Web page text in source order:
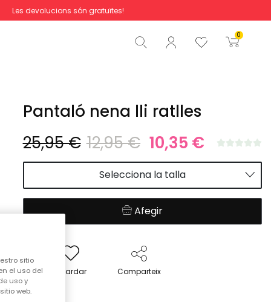
Les devolucions són gratuïtes!
0
Total 0,00 €
Començar la comanda
Pantaló nena lli ratlles
25,95 € 12,95 € 10,35 €
Selecciona la talla
Afegir
Guardar Comparteix
sitio
el uso del
uso y
web.